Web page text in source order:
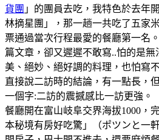
貨團 」的團員去吃，我特色於去年
林摘星團」，那一趟一共吃了五家
票通過當次行程最愛的餐廳第一名
篇文章，卻又遲遲不敢寫..怕的是
美、絕妙、絕好調的料理，也怕寫
直接說二訪時的結論，有一點長，
一個字:二訪的震撼感比一訪更強。
餐廳開在富山岐阜交界海拔1000，
本秘境有房好吃驚」（ポツンと一